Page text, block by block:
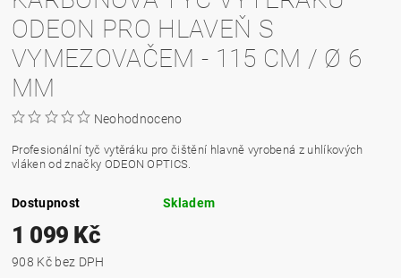
ODEON PRO HLAVEŇ S
VYMEZOVAČEM - 115 CM / Ø 6
MM
Neohodnoceno
Profesionální tyč vytěráku pro čištění hlavně vyrobená z uhlíkových
vláken od značky ODEON OPTICS.
Dostupnost Skladem
1 099 Kč
908 Kč bez DPH